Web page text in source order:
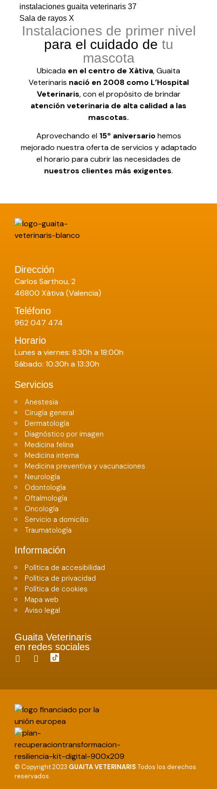
instalaciones guaita veterinaris 37
Sala de rayos X
Instalaciones de primer nivel
para el cuidado de tu
mascota
Ubicada en el centro de Xàtiva, Guaita
Veterinaris nació en 2008 como L’Hospital
Veterinaris, con el propósito de brindar
atención veterinaria de alta calidad a las
mascotas.
Aprovechando el 15º aniversariohemos
mejorado nuestra oferta de servicios y adaptado
el horario para cubrir las necesidades de
nuestros clientes más exigentes.
Dirección
Carlos Sarthou, 2
46800 Xàtiva (Valencia)
Teléfono
962 047 474
Horario
Lunes a viernes: 8:30h a 18:00h
Sábado: 10:30h a 13:30h
Servicios
Anestesia
Cirugía general
Dermatología
Diagnóstico por imagen
Medicina felina
Medicina interna
Medicina preventiva y vacunaciones
Neurología
Odontología
Oftalmología
Oncología
Servicio a domicilio
Traumatología
Información
Política de accesibilidad
Política de privacidad
Política de cookies
Mapa web
Aviso legal
Guaita Veterinaris
en redes sociales
© Copyright 2023 GUAITA VETERINARIS Todos los derechos
reservados.